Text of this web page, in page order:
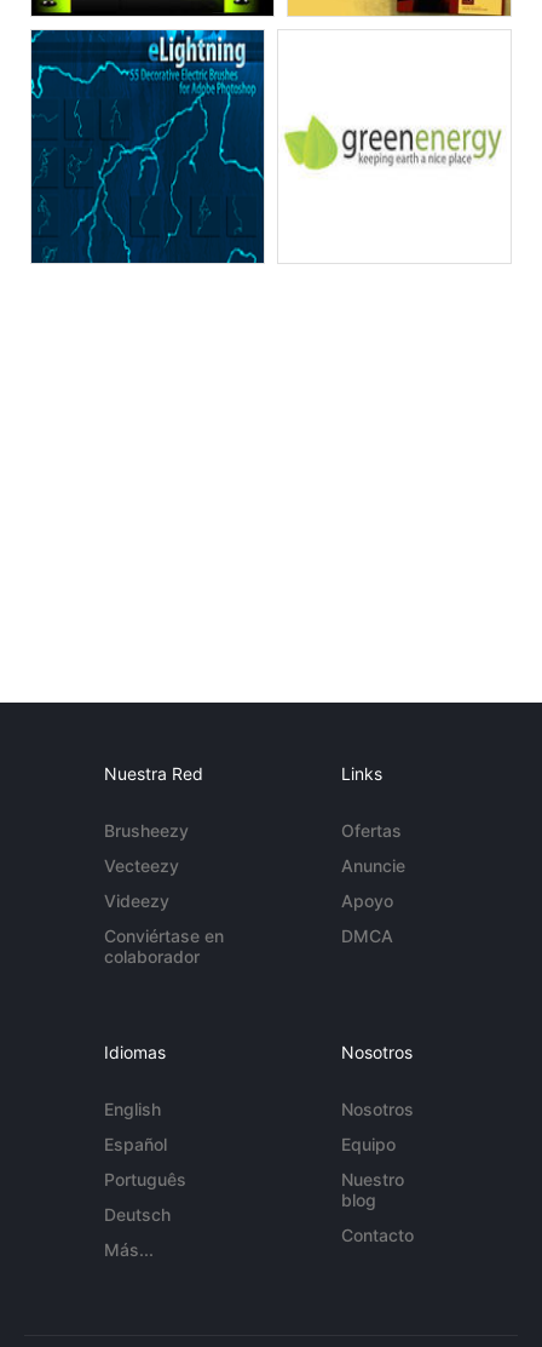
Nuestra Red
Brusheezy
Vecteezy
Videezy
Conviértase en
colaborador
Links
Ofertas
Anuncie
Apoyo
DMCA
Idiomas
English
Español
Português
Deutsch
Más...
Nosotros
Nosotros
Equipo
Nuestro
blog
Contacto